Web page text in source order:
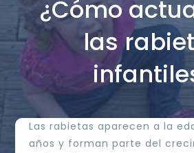
¿Cómo
las
Las rabietas aparecen a la
años y forman parte del